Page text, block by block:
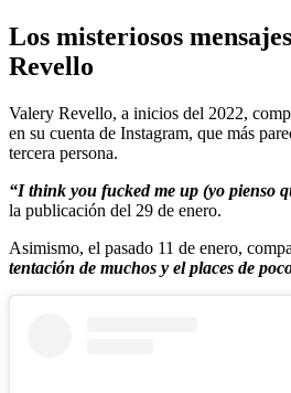
Los misteriosos
Revello
Valery Revello, a inicios del 2022,
en su cuenta de Instagram, que más
tercera persona.
“I think you fucked me up (yo pienso
la publicación del 29 de enero.
Asimismo, el pasado 11 de enero,
tentación de muchos y el places de